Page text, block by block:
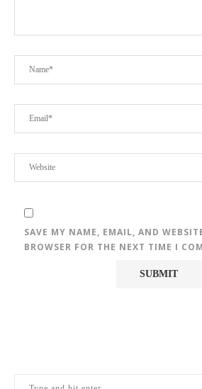
SAVE MY NAME, EMAIL, AND
BROWSER FOR THE NEXT TIME I